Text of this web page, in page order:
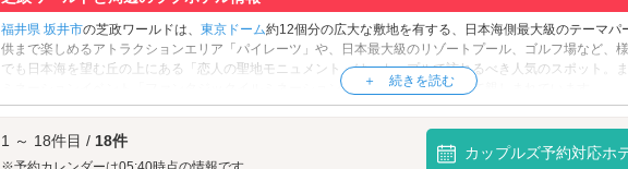
福井県 坂井市の芝政ワールドは、 東京ドーム約12個分の広大な敷地を有する、日本海側最大級のテーマパ
供まで楽しめるアトラクションエリア「パイレーツ」や、日本最大級のリゾートプール、ゴルフ場など、
でも日本海を望む丘の上にある「恋人の聖地モニュメント」は、カップルで訪れるべき人気のスポット。
ミネーションイベント「ファンタジックイルミネーション」も、冬の風物詩として親しまれています。
芝政ワールドへは、丸岡・あわらエリアのラブホテル、福井市開発エリアのラブホテルからもアクセスが
1 ～ 18件目 / 18件
カップルズ予約対応ホ